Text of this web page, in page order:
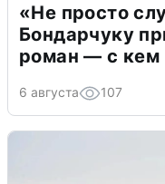
«Не просто
Бондарчуку
роман — с кем
6 августа 107